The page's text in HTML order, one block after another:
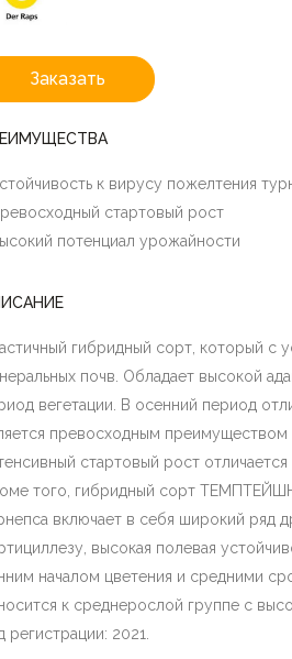
Заказать
к вирусу пожелтения
стартовый рост
потенциал урожайности
гибридный сорт, который с
почв. Обладает высокой
вегетации. В осенний период
превосходным
стартовый рост
того, гибридный сорт
включает в себя широкий ряд
высокая полевая
началом цветения и средними
к среднерослой группе с
регистрации: 2021.